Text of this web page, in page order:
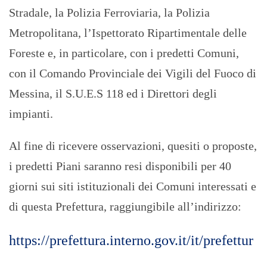
Stradale, la Polizia Ferroviaria, la Polizia
Metropolitana, l’Ispettorato Ripartimentale delle
Foreste e, in particolare, con i predetti Comuni,
con il Comando Provinciale dei Vigili del Fuoco di
Messina, il S.U.E.S 118 ed i Direttori degli
impianti.
Al fine di ricevere osservazioni, quesiti o proposte,
i predetti Piani saranno resi disponibili per 40
giorni sui siti istituzionali dei Comuni interessati e
di questa Prefettura, raggiungibile all’indirizzo:
https://prefettura.interno.gov.it/it/prefettur